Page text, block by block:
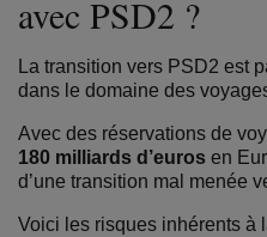
avec PSD2 ?
La transition vers PSD2 est
dans le domaine des
Avec des réservations de
180 milliards d’euros en
d’une transition mal menée
Voici les risques inhérents à